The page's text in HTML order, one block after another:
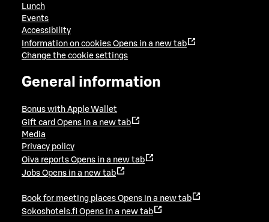
Lunch
Events
Accessibility
Information on cookies Opens in a new tab
Change the cookie settings
General information
Bonus with Apple Wallet
Gift card Opens in a new tab
Media
Privacy policy
Oiva reports Opens in a new tab
Jobs Opens in a new tab
Book for meeting places Opens in a new tab
Sokoshotels.fi Opens in a new tab